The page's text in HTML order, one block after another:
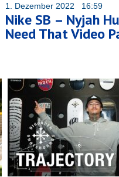
1. Dezember 2022 16:59
Nike SB – Nyjah
Need That Video